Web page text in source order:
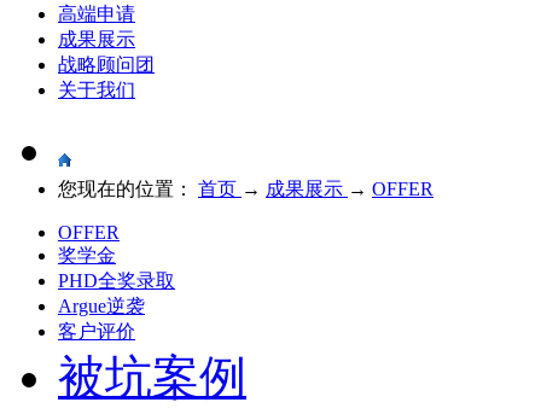
高端申请
成果展示
战略顾问团
关于我们
您现在的位置： 首页 → 成果展示 → OFFER
OFFER
奖学金
PHD全奖录取
Argue逆袭
客户评价
被坑案例